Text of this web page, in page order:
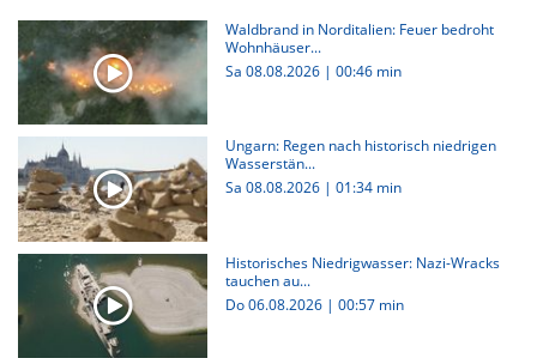
Waldbrand in Norditalien: Feuer bedroht
Wohnhäuser...
Sa 08.08.2026 | 00:46 min
Ungarn: Regen nach historisch niedrigen
Wasserstän...
Sa 08.08.2026 | 01:34 min
Historisches Niedrigwasser: Nazi-Wracks
tauchen au...
Do 06.08.2026 | 00:57 min